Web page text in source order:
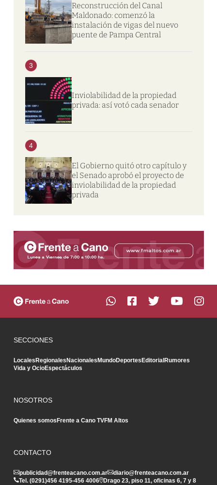
Reconstrucción del Canal
Maldonado: comenzó la
instalación de vigas del nuevo
puente de Pampa Central
3
Inviolabilidad de la propiedad
privada: así votó cada senador
4
El Gobierno quitó otro capítulo y
el Senado aprobó el proyecto de
inviolabilidad de la propiedad
privada
SECCIONES
LocalesRegionalesNacionalesMundoDeportesEditorialRumores
Vida y OcioEspectáculos
NOSOTROS
Quienes somosFrente a Cano TVFM Altos
CONTACTO
publicidad@frenteacano.com.ar
diario@frenteacano.com.ar
Tel. (0291)456 4195-456 4006 Drago 23, piso 11, oficinas 6, 7 y 8